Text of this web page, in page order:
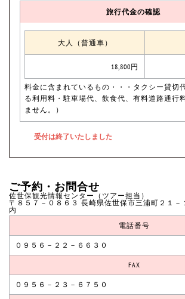
旅行代金の確認
大人（普通車）
18,800円
料金に含まれているもの・・・タクシー貸切
る利用料・駐車場代、飲食代、有料道路通行
ません。）
ご予約・お問合せ
佐世保観光情報センター（ツアー担当）
〒８５７－０８６３ 長崎県佐世保市三浦町２１
内
電話番号
０９５６－２２－６６３０
FAX
０９５６－２３－６７５０